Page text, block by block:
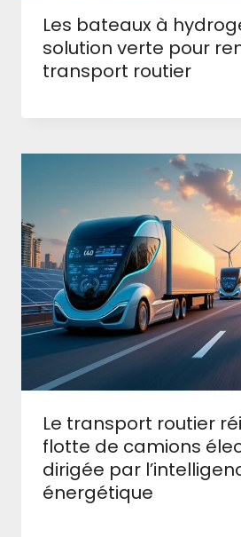
Les bateaux à
solution verte pour
transport routier
Le transport routier
flotte de camions
dirigée par
énergétique